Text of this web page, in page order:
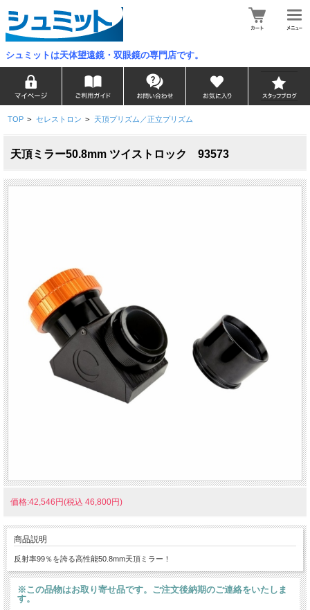
シュミットは天体望遠鏡・双眼鏡の専門店です。
TOP > セレストロン > 天頂プリズム／正立プリズム
天頂ミラー50.8mm ツイストロック 93573
価格:42,546円(税込 46,800円)
商品説明
反射率99％を誇る高性能50.8mm天頂ミラー！
※この品物はお取り寄せ品です。ご注文後納期のご連絡をいたしま
す。